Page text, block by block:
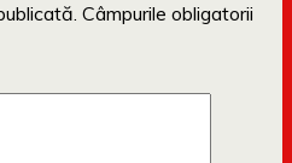
Câmpurile obligatorii